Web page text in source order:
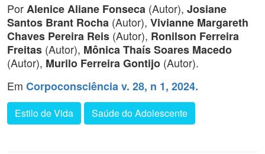
PorAlenice Aliane Fonseca (Autor), Josiane
Santos Brant Rocha (Autor), Vivianne Margareth
Chaves Pereira Reis (Autor), Ronilson Ferreira
Freitas (Autor), Mônica Thaís Soares Macedo
(Autor), Murilo Ferreira Gontijo (Autor).
Em Corpoconsciência v. 28, n 1, 2024.
Estilo de Vida Saúde do Adolescente